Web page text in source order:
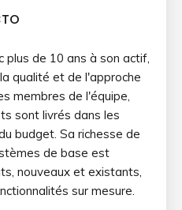
plus de 10 ans à son actif,
qualité et de l'approche
membres de l'équipe,
sont livrés dans les
budget. Sa richesse de
de base est
nouveaux et existants,
sur mesure.